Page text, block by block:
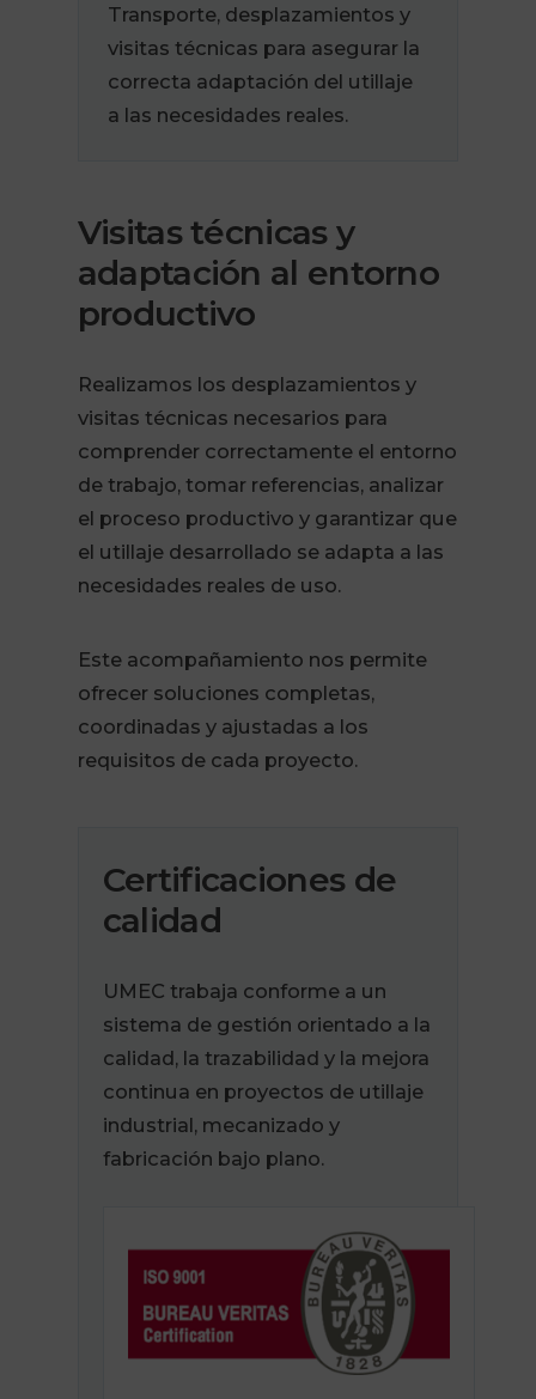
Transporte, desplazamientos y
visitas técnicas para asegurar la
correcta adaptación del utillaje
a las necesidades reales.
Visitas técnicas y
adaptación al entorno
productivo
Realizamos los desplazamientos y
visitas técnicas necesarios para
comprender correctamente el entorno
de trabajo, tomar referencias, analizar
el proceso productivo y garantizar que
el utillaje desarrollado se adapta a las
necesidades reales de uso.
Este acompañamiento nos permite
ofrecer soluciones completas,
coordinadas y ajustadas a los
requisitos de cada proyecto.
Certificaciones de
calidad
UMEC trabaja conforme a un
sistema de gestión orientado a la
calidad, la trazabilidad y la mejora
continua en proyectos de utillaje
industrial, mecanizado y
fabricación bajo plano.